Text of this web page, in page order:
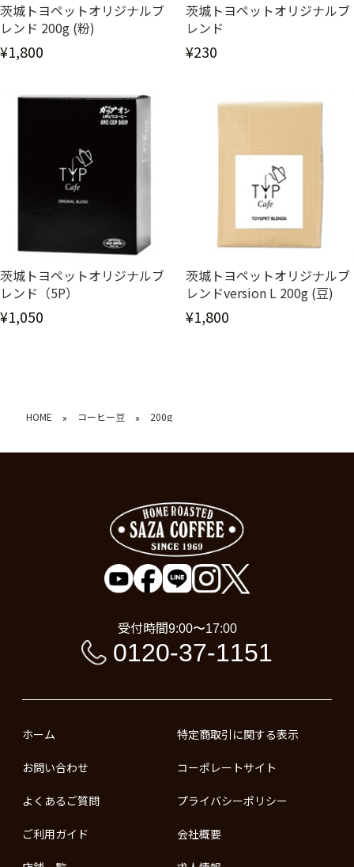
茨城トヨペットオリジナルブ
レンド 200g (粉)
¥1,800
茨城トヨペットオリジナルブ
レンド
¥230
茨城トヨペットオリジナルブ
レンド（5P）
¥1,050
茨城トヨペットオリジナルブ
レンドversion L 200g (豆)
¥1,800
HOME » コーヒー豆 » 200g
受付時間9:00〜17:00
0120-37-1151
ホーム
お問い合わせ
よくあるご質問
ご利用ガイド
特定商取引に関する表示
コーポレートサイト
プライバシーポリシー
会社概要